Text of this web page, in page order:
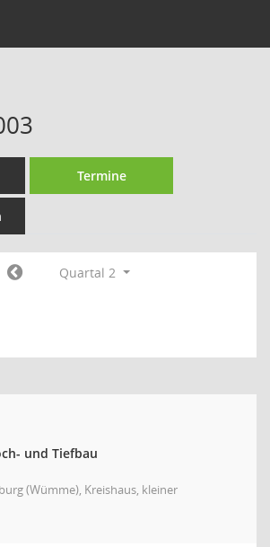
Termine
Quartal 2
und Tiefbau
(Wümme), Kreishaus, kleiner